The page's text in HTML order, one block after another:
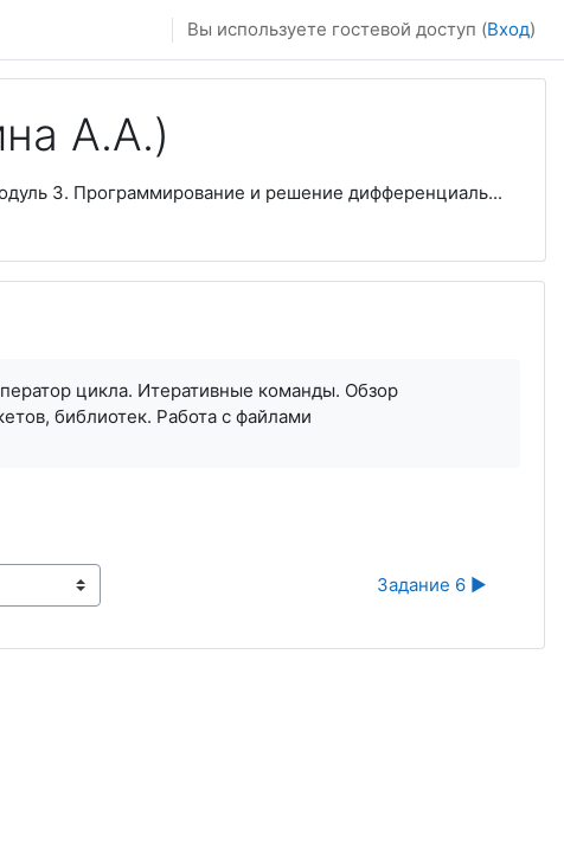
Вы используете гостевой доступ (Вход)
А.А.)
3. Программирование и решение дифференциаль...
цикла. Итеративные команды. Обзор
библиотек. Работа с файлами
Задание 6 ▶︎